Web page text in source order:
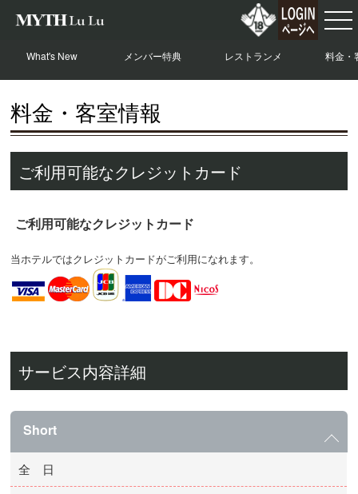
What's New メンバー特典
レストランメ
ニュー
料金・
報
料金・客室情報
ご利用可能なクレジットカード
ご利用可能なクレジットカード
当ホテルではクレジットカードがご利用になれます。
サービス内容詳細
Short
全 日